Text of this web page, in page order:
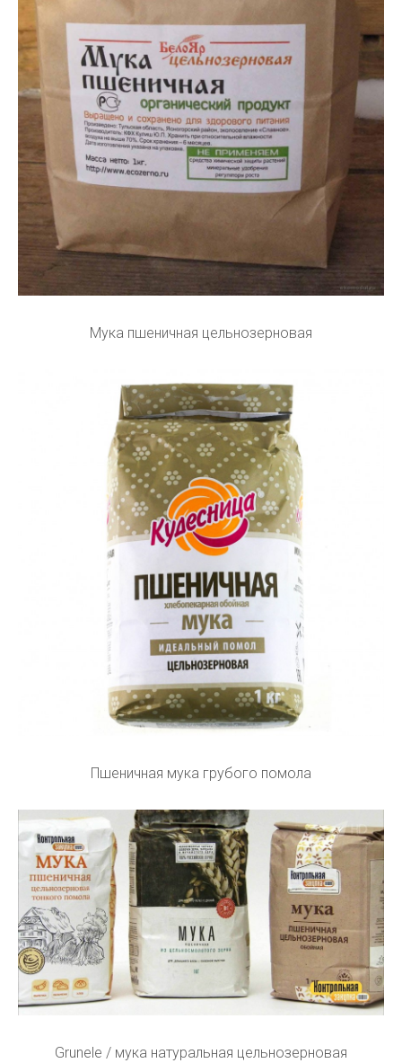
Мука пшеничная цельнозерновая
Пшеничная мука грубого помола
Grunele / мука натуральная цельнозерновая